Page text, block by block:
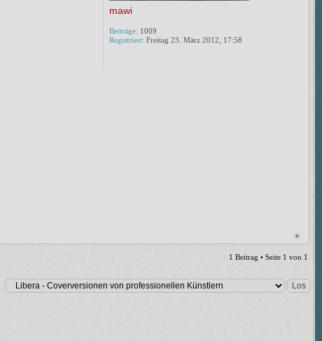
mawi
Beiträge: 1009
Registriert: Freitag 23. März 2012, 17:58
1 Beitrag • Seite 1 von 1